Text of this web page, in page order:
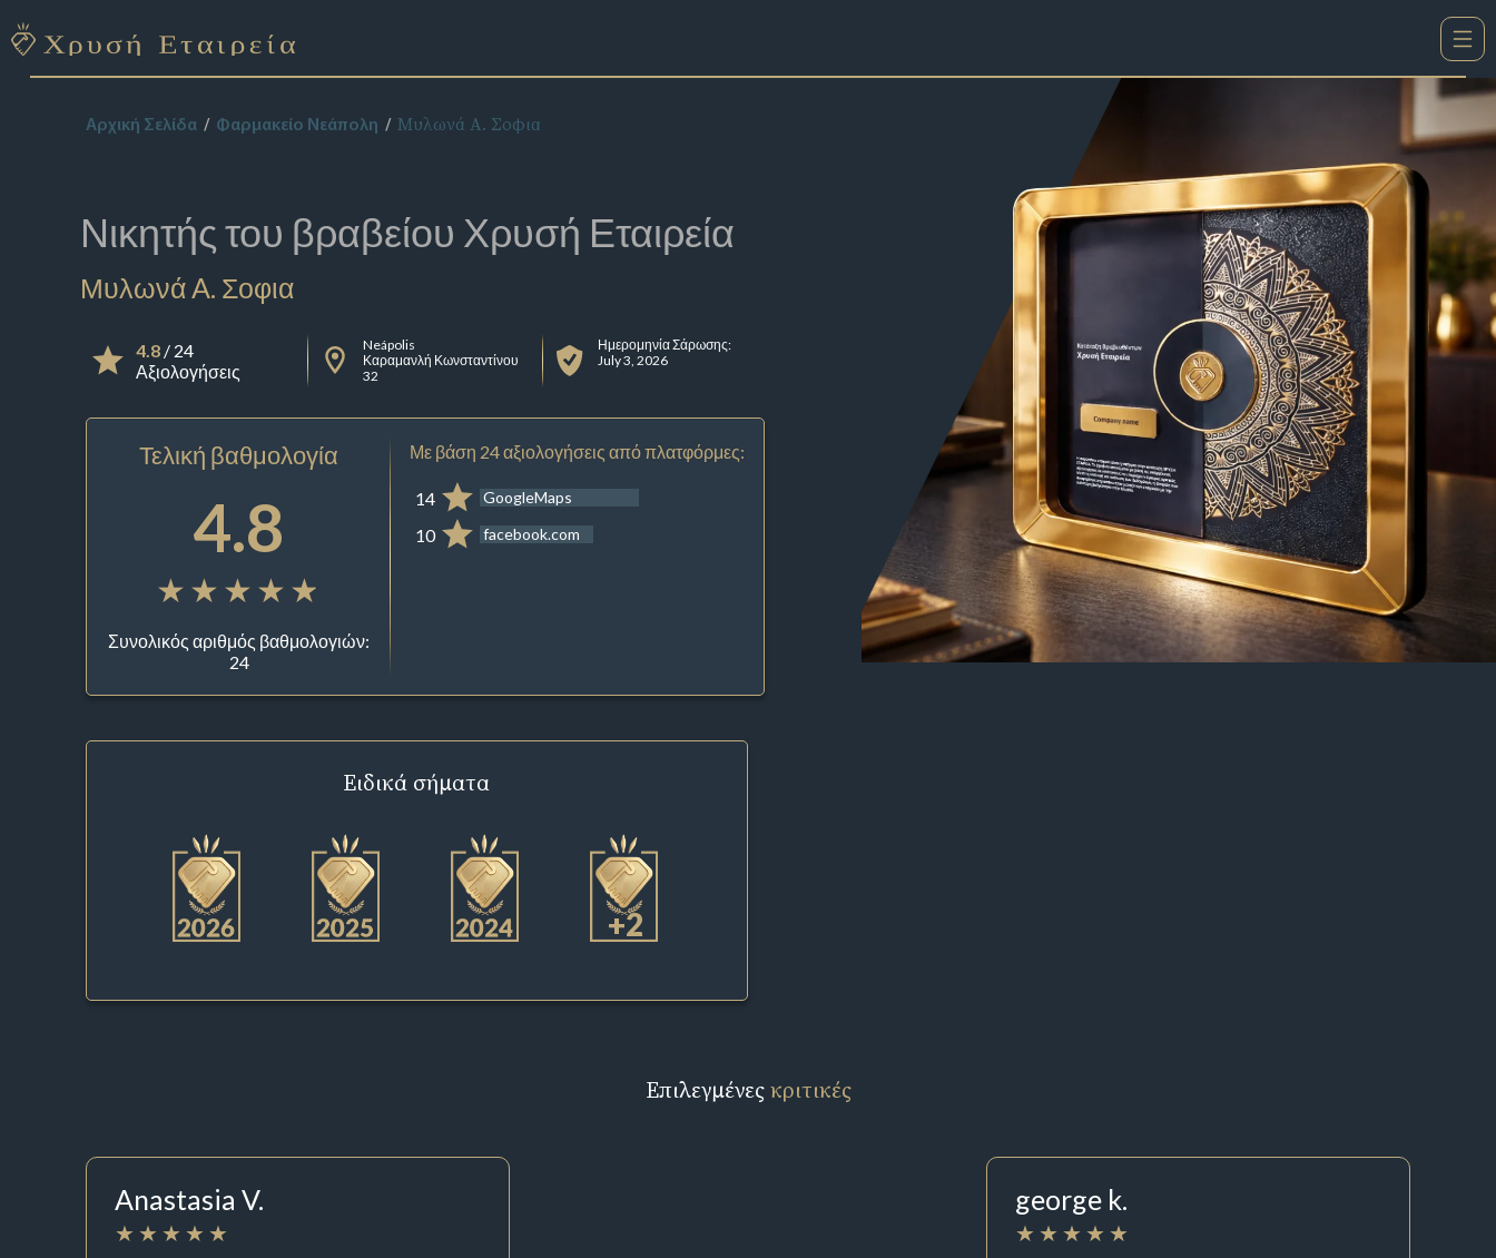
Αρχική Σελίδα Φαρμακείο Νεάπολη Μυλωνά A. Σοφια
Νικητής του βραβείου Χρυσή Εταιρεία
Μυλωνά A. Σοφια
4.8/ 24
Αξιολογήσεις
Neápolis
Καραμανλή Κωνσταντίνου
32
Ημερομηνία Σάρωσης:
July 3, 2026
Τελική βαθμολογία
4.8
Συνολικός αριθμός βαθμολογιών:
24
Με βάση 24 αξιολογήσεις από πλατφόρμες:
14 GoogleMaps
10 facebook.com
Ειδικά σήματα
+2
Επιλεγμένεςκριτικές
Anastasia V. george k.